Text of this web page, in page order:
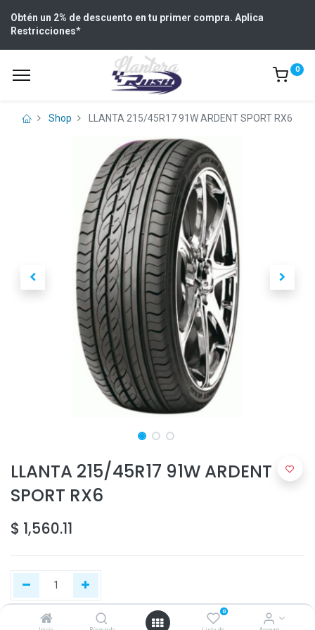
0
Obtén un 2% de descuento en tu primer compra. Aplica
Restricciones*
0
Shop LLANTA 215/45R17 91W ARDENT SPORT RX6
LLANTA 215/45R17 91W ARDENT
SPORT RX6
$ 1,560.11